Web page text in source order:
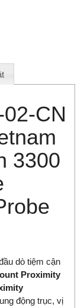
CN
3300
dò tiệm cận
Proximity
động trục, vị